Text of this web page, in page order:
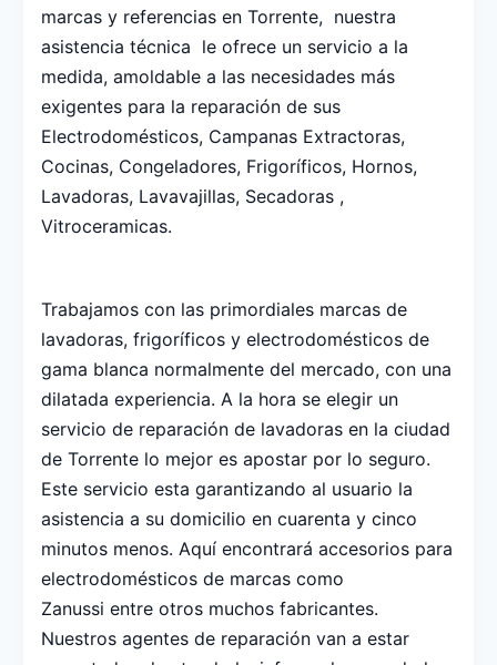
marcas y referencias en Torrente, nuestra
asistencia técnica le ofrece un servicio a la
medida, amoldable a las necesidades más
exigentes para la reparación de sus
Electrodomésticos, Campanas Extractoras,
Cocinas, Congeladores, Frigoríficos, Hornos,
Lavadoras, Lavavajillas, Secadoras ,
Vitroceramicas.
Trabajamos con las primordiales marcas de
lavadoras, frigoríficos y electrodomésticos de
gama blanca normalmente del mercado, con una
dilatada experiencia. A la hora se elegir un
servicio de reparación de lavadoras en la ciudad
de Torrente lo mejor es apostar por lo seguro.
Este servicio esta garantizando al usuario la
asistencia a su domicilio en cuarenta y cinco
minutos menos. Aquí encontrará accesorios para
electrodomésticos de marcas como
Zanussi entre otros muchos fabricantes.
Nuestros agentes de reparación van a estar